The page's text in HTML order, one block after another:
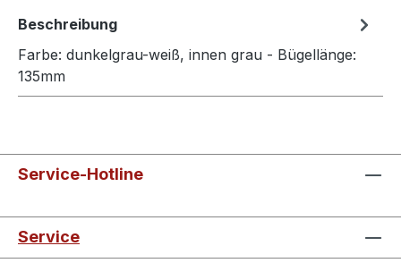
Beschreibung
Farbe: dunkelgrau-weiß, innen grau - Bügellänge:
135mm
Service-Hotline
Service